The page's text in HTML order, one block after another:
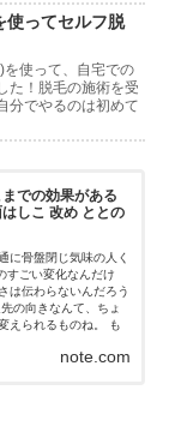
使ってセルフ脱
を使って、自宅での
た！脱毛の施術を受
分でやるのは初めて
での効果がある
しこ 改め ととの
に骨盤閉じ気味の人く
すごい変化なんだけ
は伝わらないんだろう
の向きなんて、ちょ
えられるものね。 も
note.com